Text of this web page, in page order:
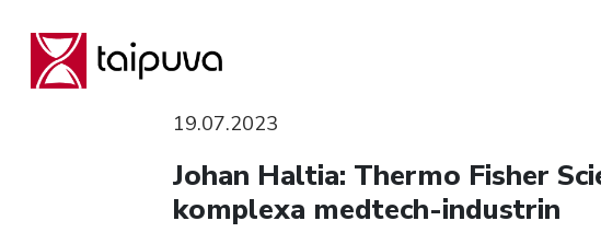
content
19.07.2023
Johan Haltia: Thermo Fisher
komplexa medtech-industrin